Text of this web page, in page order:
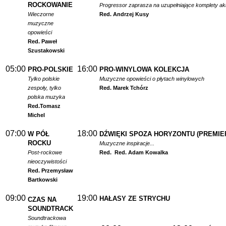
ROCKOWANIE
Wieczorne
muzyczne
opowieści
Red. Paweł
Szustakowski
Progressor zaprasza na uzupełniające komplety
Red. Andrzej Kusy
05:00 PRO-POLSKIE
Tylko polskie
zespoły, tylko
polska muzyka
Red.Tomasz
Michel
16:00 PRO-WINYLOWA KOLEKCJA
Muzyczne opowieści o płytach winylowych
Red. Marek Tchórz
07:00 W PÓŁ
ROCKU
Post-rockowe
nieoczywistości
Red. Przemysław
Bartkowski
18:00 DŹWIĘKI SPOZA HORYZONTU
Muzyczne inspiracje...
Red. Red. Adam Kowalka
09:00 CZAS NA
SOUNDTRACK
Soundtrackowa
19:00 HAŁASY ZE STRYCHU